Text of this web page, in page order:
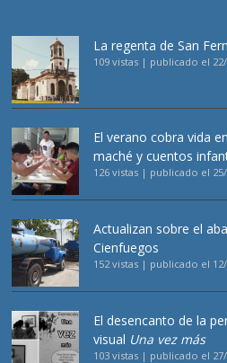
La regenta de San
109 vistas | publicado el
El verano cobra vida
maché y cuentos
126 vistas | publicado el
Actualizan sobre el
Cienfuegos
152 vistas | publicado el
El desencanto de la
visual Una vez más
103 vistas | publicado el